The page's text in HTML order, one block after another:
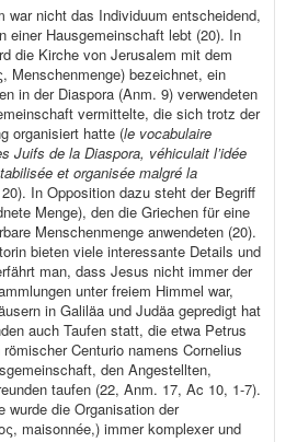
war nicht das Individuum entscheidend,
einer Hausgemeinschaft lebt (20). In
die Kirche von Jerusalem mit dem
Menschenmenge) bezeichnet, ein
in der Diaspora (Anm. 9) verwendeten
vermittelte, die sich trotz der
organisiert hatte (le vocabulaire
Juifs de la Diaspora, véhiculait l’idée
et organisée malgré la
20). In Opposition dazu steht der Begriff
Menge), den die Griechen für eine
Menschenmenge anwendeten (20).
bieten viele interessante Details und
man, dass Jesus nicht immer der
unter freiem Himmel war,
in Galiläa und Judäa gepredigt hat
auch Taufen statt, die etwa Petrus
Centurio namens Cornelius
den Angestellten,
taufen (22, Anm. 17, Ac 10, 1-7).
wurde die Organisation der
maisonnée,) immer komplexer und